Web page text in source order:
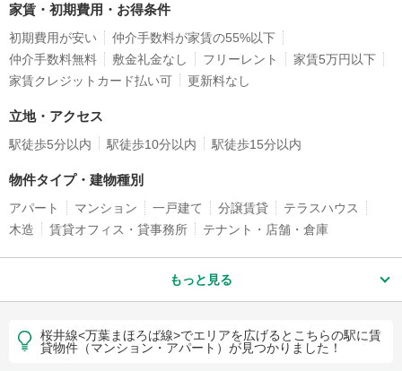
家賃・初期費用・お得条件
初期費用が安い
仲介手数料が家賃の55%以下
仲介手数料無料
敷金礼金なし フリーレント
家賃5万円以下
家賃クレジットカード払い可
更新料なし
立地・アクセス
駅徒歩5分以内 駅徒歩10分以内 駅徒歩15分以内
物件タイプ・建物種別
アパート マンション 一戸建て 分譲賃貸
テラスハウス
木造
賃貸オフィス・貸事務所 テナント・店舗・倉庫
もっと見る
桜井線<万葉まほろば線>でエリアを広げるとこちらの駅に賃
貸物件（マンション・アパート）が見つかりました！